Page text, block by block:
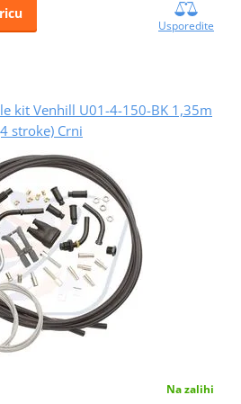
Usporedite
kit Venhill U01-4-150-BK 1,35m
stroke) Crni
Na zalihi